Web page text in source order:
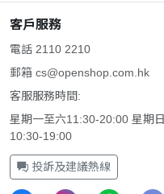
客戶服務
電話 2110 2210
郵箱 cs@openshop.com.hk
客服服務時間:
星期一至六11:30-20:00 星期日
10:30-19:00
投訴及建議熱線